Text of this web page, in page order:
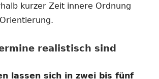
kurzer Zeit innere Ordnung
realistisch sind
lassen sich in zwei bis fünf